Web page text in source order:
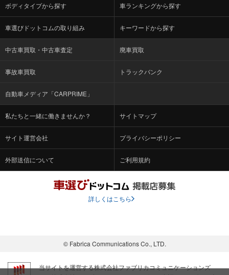
ボディタイプから探す 車ランキングから探す
車選びドットコムの取り組み キーワードから探す
中古車買取・中古車査定 廃車買取
事故車買取 トラックバンク
自動車メディア「CARPRIME」
私たちと一緒に働きませんか？ サイトマップ
サイト運営会社 プライバシーポリシー
外部送信について ご利用規約
詳しくはこちら
© Fabrica Communications Co., LTD.
当サイトを運営する株式会社ファブリカコミュニケーションズ